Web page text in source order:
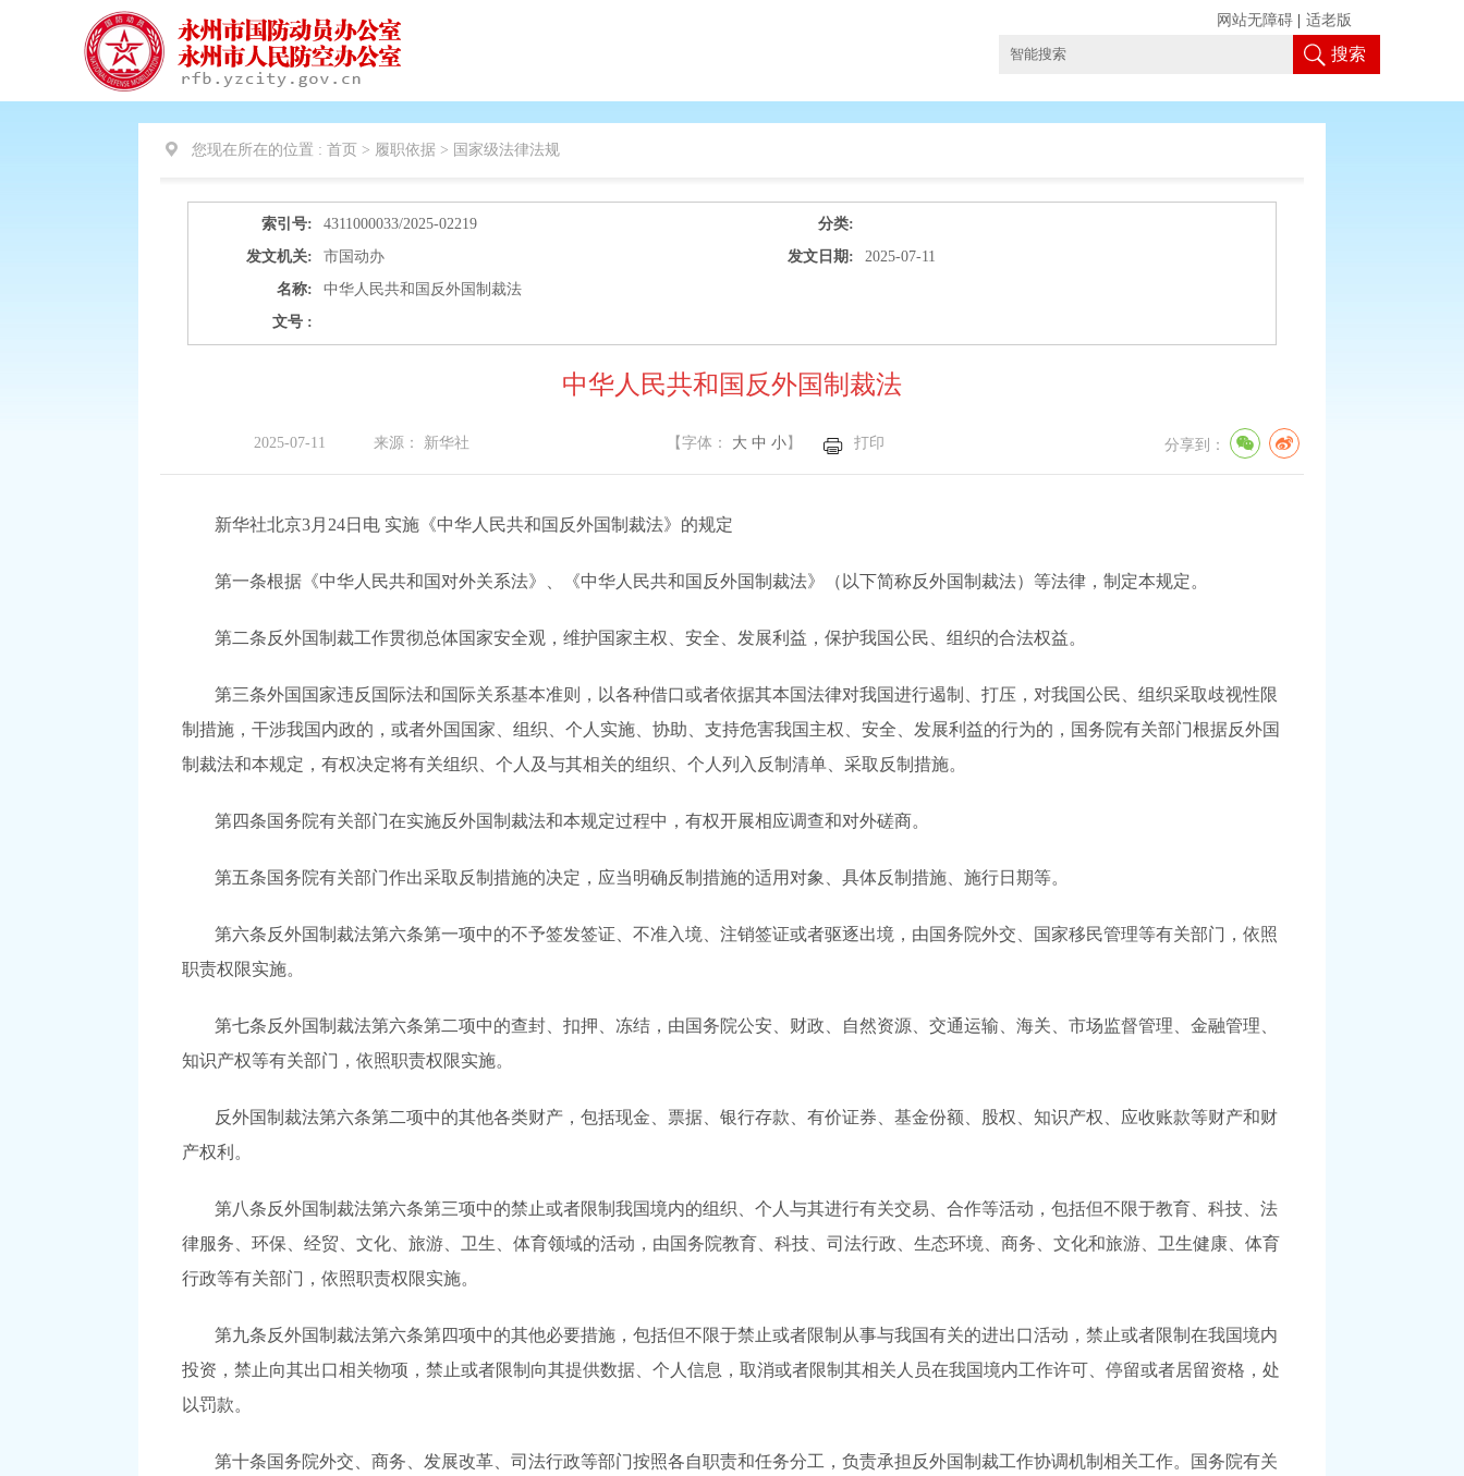
搜索
网站无障碍 适老版
您现在所在的位置 : 首页 > 履职依据 > 国家级法律法规
索引号: 4311000033/2025-02219
分类:
发文机关:
市国动办 发文日期:
2025-07-11
名称:
中华人民共和国反外国制裁法
文号 :
中华人民共和国反外国制裁法
2025-07-11 来源： 新华社 【字体： 大 中 小】 打印 分享到：
新华社北京3月24日电 实施《中华人民共和国反外国制裁法》的规定
第一条根据《中华人民共和国对外关系法》、《中华人民共和国反外国制裁法》（以下简称反外国制裁法）等法律，制定本规定。
第二条反外国制裁工作贯彻总体国家安全观，维护国家主权、安全、发展利益，保护我国公民、组织的合法权益。
第三条外国国家违反国际法和国际关系基本准则，以各种借口或者依据其本国法律对我国进行遏制、打压，对我国公民、组织采取歧视性限
制措施，干涉我国内政的，或者外国国家、组织、个人实施、协助、支持危害我国主权、安全、发展利益的行为的，国务院有关部门根据反外国
制裁法和本规定，有权决定将有关组织、个人及与其相关的组织、个人列入反制清单、采取反制措施。
第四条国务院有关部门在实施反外国制裁法和本规定过程中，有权开展相应调查和对外磋商。
第五条国务院有关部门作出采取反制措施的决定，应当明确反制措施的适用对象、具体反制措施、施行日期等。
第六条反外国制裁法第六条第一项中的不予签发签证、不准入境、注销签证或者驱逐出境，由国务院外交、国家移民管理等有关部门，依照
职责权限实施。
第七条反外国制裁法第六条第二项中的查封、扣押、冻结，由国务院公安、财政、自然资源、交通运输、海关、市场监督管理、金融管理、
知识产权等有关部门，依照职责权限实施。
反外国制裁法第六条第二项中的其他各类财产，包括现金、票据、银行存款、有价证券、基金份额、股权、知识产权、应收账款等财产和财
产权利。
第八条反外国制裁法第六条第三项中的禁止或者限制我国境内的组织、个人与其进行有关交易、合作等活动，包括但不限于教育、科技、法
律服务、环保、经贸、文化、旅游、卫生、体育领域的活动，由国务院教育、科技、司法行政、生态环境、商务、文化和旅游、卫生健康、体育
行政等有关部门，依照职责权限实施。
第九条反外国制裁法第六条第四项中的其他必要措施，包括但不限于禁止或者限制从事与我国有关的进出口活动，禁止或者限制在我国境内
投资，禁止向其出口相关物项，禁止或者限制向其提供数据、个人信息，取消或者限制其相关人员在我国境内工作许可、停留或者居留资格，处
以罚款。
第十条国务院外交、商务、发展改革、司法行政等部门按照各自职责和任务分工，负责承担反外国制裁工作协调机制相关工作。国务院有关